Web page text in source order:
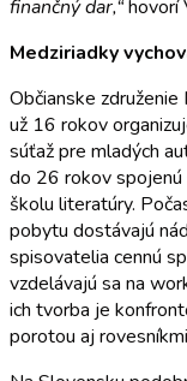
finančný dar,“hovorí
Medziriadky
Občianske združenie
už 16 rokov
súťaž pre mladých
do 26 rokov spojenú
školu literatúry.
pobytu dostávajú
spisovatelia cennú
vzdelávajú sa na
ich tvorba je
porotou aj